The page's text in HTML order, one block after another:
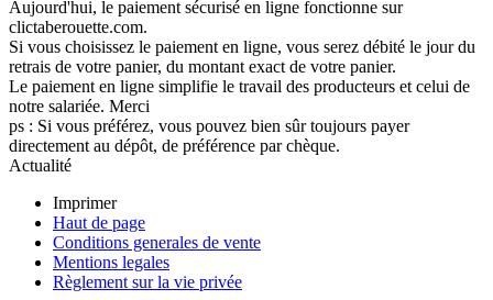
Aujourd'hui, le paiement sécurisé en ligne fonctionne sur
clictaberouette.com.
Si vous choisissez le paiement en ligne, vous serez débité le jour du
retrais de votre panier, du montant exact de votre panier.
Le paiement en ligne simplifie le travail des producteurs et celui de
notre salariée. Merci
ps : Si vous préférez, vous pouvez bien sûr toujours payer
directement au dépôt, de préférence par chèque.
Actualité
Imprimer
Haut de page
Conditions generales de vente
Mentions legales
Règlement sur la vie privée